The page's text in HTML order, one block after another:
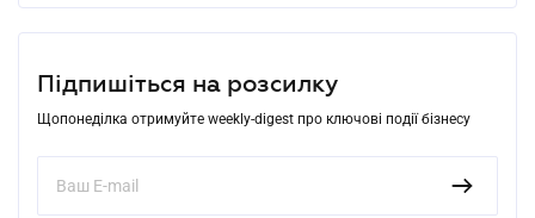
Підпишіться на розсилку
Щопонеділка отримуйте weekly-digest про ключові події бізнесу